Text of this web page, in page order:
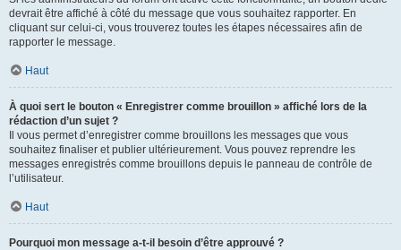
devrait être affiché à côté du message que vous souhaitez rapporter. En
cliquant sur celui-ci, vous trouverez toutes les étapes nécessaires afin de
rapporter le message.
Haut
À quoi sert le bouton « Enregistrer comme brouillon » affiché lors de la
rédaction d’un sujet ?
Il vous permet d’enregistrer comme brouillons les messages que vous
souhaitez finaliser et publier ultérieurement. Vous pouvez reprendre les
messages enregistrés comme brouillons depuis le panneau de contrôle de
l’utilisateur.
Haut
Pourquoi mon message a-t-il besoin d’être approuvé ?